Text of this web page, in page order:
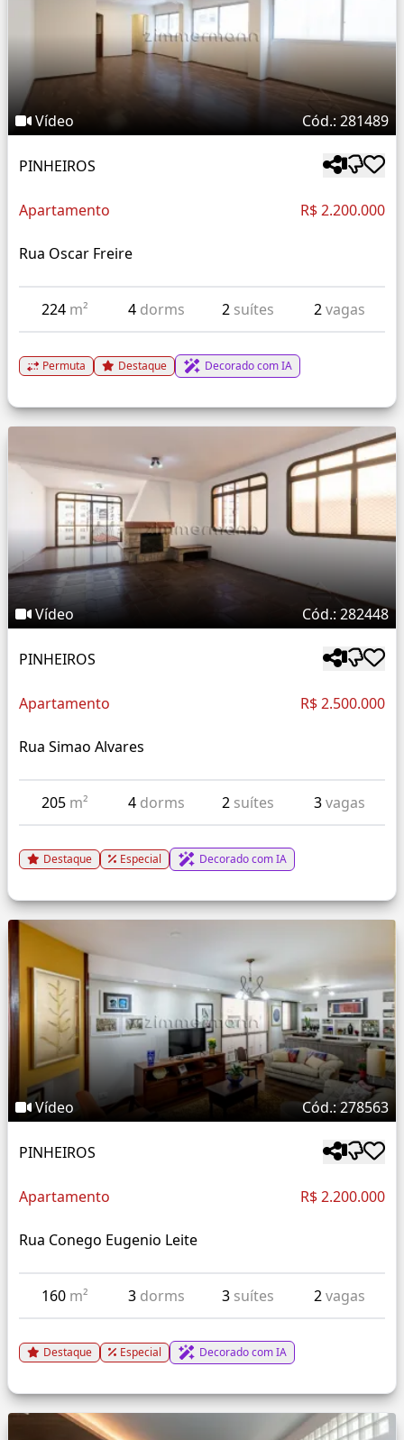
Vídeo Cód.: 281489
PINHEIROS
Apartamento R$ 2.200.000
Rua Oscar Freire
224 m² 4 dorms 2 suítes 2vagas
Permuta Destaque Decorado com IA
Vídeo Cód.: 282448
PINHEIROS
Apartamento R$ 2.500.000
Rua Simao Alvares
205 m² 4 dorms 2 suítes 3vagas
Destaque Especial Decorado com IA
Vídeo Cód.: 278563
PINHEIROS
Apartamento R$ 2.200.000
Rua Conego Eugenio Leite
160 m² 3 dorms 3 suítes 2vagas
Destaque Especial Decorado com IA